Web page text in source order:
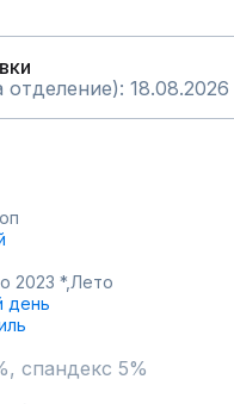
отделение): 18.08.2026
2023 *, Лето
день
спандекс 5%